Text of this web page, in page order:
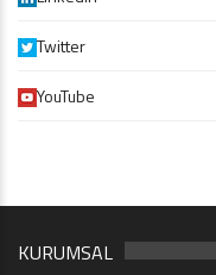
Twitter
YouTube
KURUMSAL